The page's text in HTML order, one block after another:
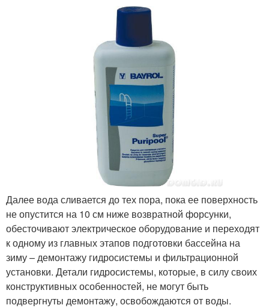
Далее вода сливается до тех пора, пока ее поверхность
не опустится на 10 см ниже возвратной форсунки,
обесточивают электрическое оборудование и переходят
к одному из главных этапов подготовки бассейна на
зиму – демонтажу гидросистемы и фильтрационной
установки. Детали гидросистемы, которые, в силу своих
конструктивных особенностей, не могут быть
подвергнуты демонтажу, освобождаются от воды.